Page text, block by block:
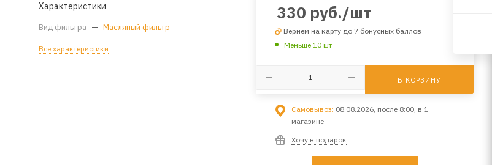
Характеристики
Вид фильтра — Масляный фильтр
Все характеристики
330 руб./шт
Вернем на карту до 7 бонусных баллов
Меньше 10 шт
В КОРЗИНУ
Самовывоз: 08.08.2026, после 8:00, в 1
магазине
Хочу в подарок